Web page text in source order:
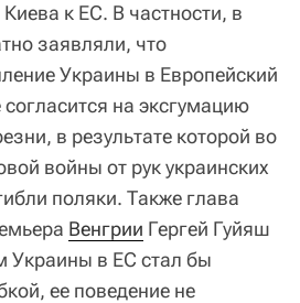
к ЕС. В частности, в
заявляли, что
Украины в Европейский
на эксгумацию
в результате которой во
войны от рук украинских
поляки. Также глава
Венгрии Гергей Гуйяш
Украины в ЕС стал бы
ее поведение не